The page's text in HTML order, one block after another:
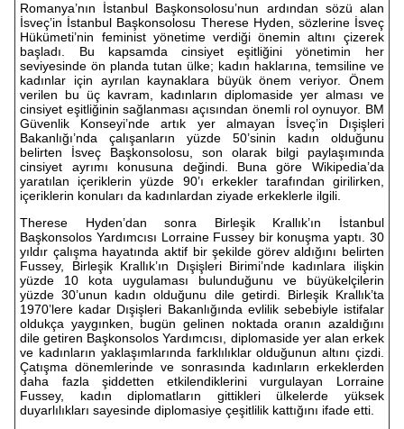
Romanya’nın İstanbul Başkonsolosu’nun ardından sözü alan
İsveç’in İstanbul Başkonsolosu Therese Hyden, sözlerine İsveç
Hükümeti’nin feminist yönetime verdiği önemin altını çizerek
başladı. Bu kapsamda cinsiyet eşitliğini yönetimin her
seviyesinde ön planda tutan ülke; kadın haklarına, temsiline ve
kadınlar için ayrılan kaynaklara büyük önem veriyor. Önem
verilen bu üç kavram, kadınların diplomaside yer alması ve
cinsiyet eşitliğinin sağlanması açısından önemli rol oynuyor. BM
Güvenlik Konseyi’nde artık yer almayan İsveç’in Dışişleri
Bakanlığı’nda çalışanların yüzde 50’sinin kadın olduğunu
belirten İsveç Başkonsolosu, son olarak bilgi paylaşımında
cinsiyet ayrımı konusuna değindi. Buna göre Wikipedia’da
yaratılan içeriklerin yüzde 90’ı erkekler tarafından girilirken,
içeriklerin konuları da kadınlardan ziyade erkeklerle ilgili.
Therese Hyden’dan sonra Birleşik Krallık’ın İstanbul
Başkonsolos Yardımcısı Lorraine Fussey bir konuşma yaptı. 30
yıldır çalışma hayatında aktif bir şekilde görev aldığını belirten
Fussey, Birleşik Krallık’ın Dışişleri Birimi’nde kadınlara ilişkin
yüzde 10 kota uygulaması bulunduğunu ve büyükelçilerin
yüzde 30’unun kadın olduğunu dile getirdi. Birleşik Krallık’ta
1970’lere kadar Dışişleri Bakanlığında evlilik sebebiyle istifalar
oldukça yaygınken, bugün gelinen noktada oranın azaldığını
dile getiren Başkonsolos Yardımcısı, diplomaside yer alan erkek
ve kadınların yaklaşımlarında farklılıklar olduğunun altını çizdi.
Çatışma dönemlerinde ve sonrasında kadınların erkeklerden
daha fazla şiddetten etkilendiklerini vurgulayan Lorraine
Fussey, kadın diplomatların gittikleri ülkelerde yüksek
duyarlılıkları sayesinde diplomasiye çeşitlilik kattığını ifade etti.